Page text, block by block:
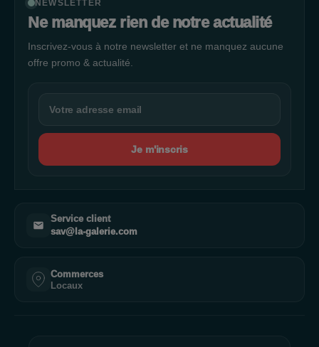
NEWSLETTER
Ne manquez rien de notre actualité
Inscrivez-vous à notre newsletter et ne manquez aucune
offre promo & actualité.
Je m'inscris
Service client
sav@la-galerie.com
Commerces
Locaux